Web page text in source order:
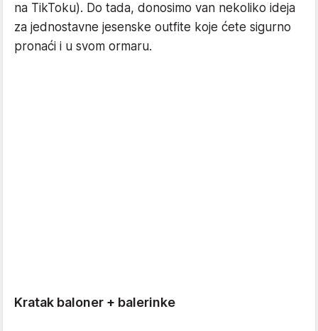
na TikToku). Do tada, donosimo van nekoliko ideja
za jednostavne jesenske outfite koje ćete sigurno
pronaći i u svom ormaru.
Kratak baloner + balerinke